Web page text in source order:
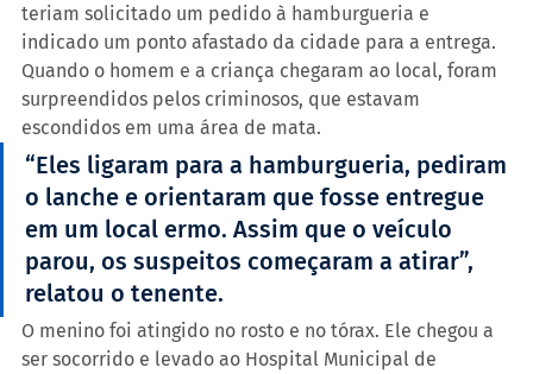
teriam solicitado um pedido à hamburgueria e
indicado um ponto afastado da cidade para a entrega.
Quando o homem e a criança chegaram ao local, foram
surpreendidos pelos criminosos, que estavam
escondidos em uma área de mata.
“Eles ligaram para a hamburgueria, pediram
o lanche e orientaram que fosse entregue
em um local ermo. Assim que o veículo
parou, os suspeitos começaram a atirar”,
relatou o tenente.
O menino foi atingido no rosto e no tórax. Ele chegou a
ser socorrido e levado ao Hospital Municipal de